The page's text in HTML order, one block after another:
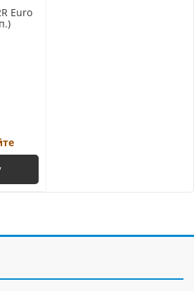
Euro